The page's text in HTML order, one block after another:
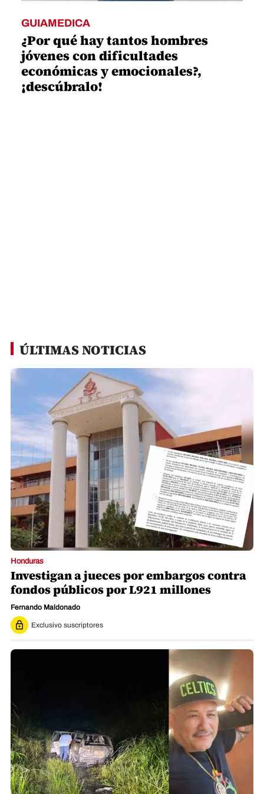
GUIAMEDICA
¿Por qué hay tantos hombres
jóvenes con dificultades
económicas y emocionales?,
¡descúbralo!
ÚLTIMAS NOTICIAS
Honduras
Investigan a jueces por embargos contra
fondos públicos por L921 millones
Fernando Maldonado
Exclusivo suscriptores